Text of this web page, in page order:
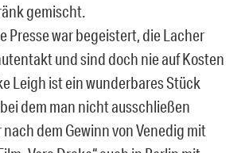
gemischt.
Presse war begeistert, die Lacher
und sind doch nie auf Kosten
Leigh ist ein wunderbares Stück
dem man nicht ausschließen
dem Gewinn von Venedig mit